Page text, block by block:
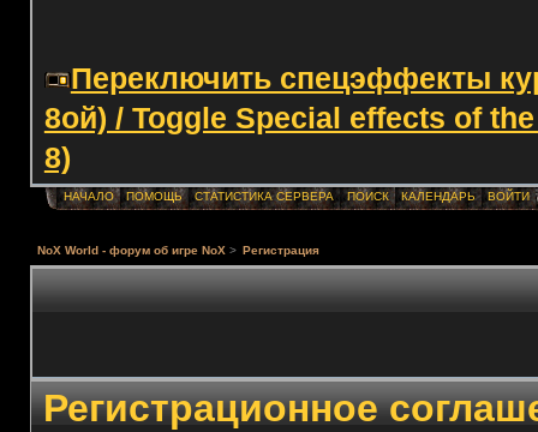
Переключить спецэффекты
8ой) / Toggle Special effects of
8)
НАЧАЛО ПОМОЩЬ СТАТИСТИКА СЕРВЕРА ПОИСК КАЛЕНДАРЬ ВОЙТИ
NoX World - форум об игре NoX > Регистрация
Регистрационное